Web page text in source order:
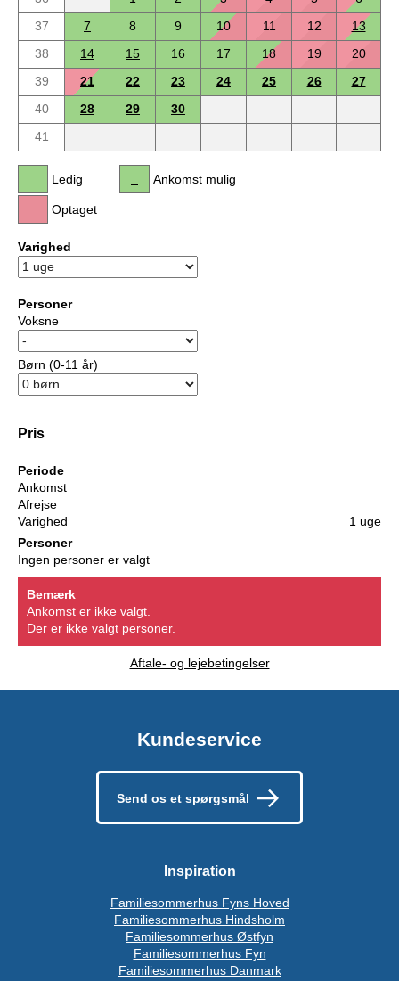
37
7 8 9 10 11 12
13
38
14 15 16 17 18 19
20
39
21 22 23 24 25 26
27
40
28 29
30
41
Ledig
Optaget
Ankomst mulig
Varighed
Personer
Voksne
Børn (0-11 år)
Pris
Periode
Ankomst
Afrejse
Varighed
1 uge
Personer
Ingen personer er valgt
Bemærk
Ankomst er ikke valgt.
Der er ikke valgt personer.
Aftale- og lejebetingelser
Kundeservice
Send os et spørgsmål
Inspiration
Familiesommerhus Fyns Hoved
Familiesommerhus Hindsholm
Familiesommerhus Østfyn
Familiesommerhus Fyn
Familiesommerhus Danmark